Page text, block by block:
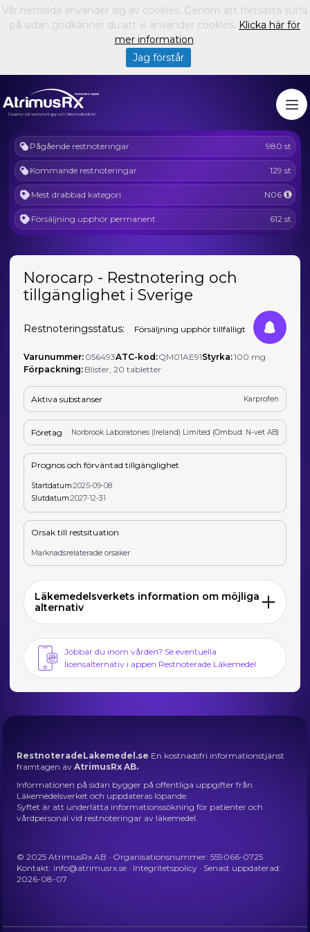
Pågående restnoteringar 980 st
Kommande restnoteringar 129 st
Mest drabbad kategori N06
Försäljning upphör permanent 612 st
Norocarp - Restnotering och
tillgänglighet i Sverige
Restnoteringsstatus: Försäljning upphör tillfälligt
Varunummer: 056493ATC-kod:QM01AE91Styrka:100 mg
Förpackning: Blister, 20 tabletter
Aktiva substanser Karprofen
Företag Norbrook Laboratories (Ireland) Limited (Ombud: N-vet AB)
Prognos och förväntad tillgänglighet
Startdatum:2025-09-08
Slutdatum:2027-12-31
Orsak till restsituation
Marknadsrelaterade orsaker
Läkemedelsverkets information om möjliga
alternativ
Jobbar du inom vården? Se eventuella
licensalternativ i appen Restnoterade Läkemedel
RestnoteradeLakemedel.se En kostnadsfri informationstjänst
framtagen avAtrimusRx AB.
Informationen på sidan bygger på offentliga uppgifter från
Läkemedelsverket och uppdateras löpande.
Syftet är att underlätta informationssökning för patienter och
vårdpersonal vid restnoteringar av läkemedel.
© 2025 AtrimusRx AB · Organisationsnummer: 559066-0725
Kontakt: info@atrimusrx.se · Integritetspolicy · Senast uppdaterad:
2026-08-07
Vår hemsida använder sig av cookies. Genom att fortsätta surfa
på sidan godkänner du att vi använder cookies. Klicka här för
mer information.
Jag förstår